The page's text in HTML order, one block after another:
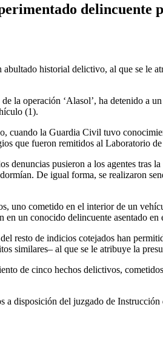
delincuente
historial delictivo, al que se le
la operación ‘Alasol’, ha detenido a
(1).
cuando la Guardia Civil tuvo
que fueron remitidos al Laboratorio
denuncias pusieron a los agentes
De igual forma, se realizaron
uno cometido en el interior de un
en un conocido delincuente asentado
resto de indicios cotejados han
similares– al que se le atribuye la
de cinco hechos delictivos,
a disposición del juzgado de